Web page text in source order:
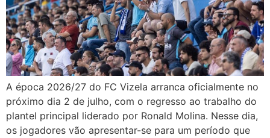
A época 2026/27 do FC Vizela arranca oficialmente no
próximo dia 2 de julho, com o regresso ao trabalho do
plantel principal liderado por Ronald Molina. Nesse dia,
os jogadores vão apresentar-se para um período que